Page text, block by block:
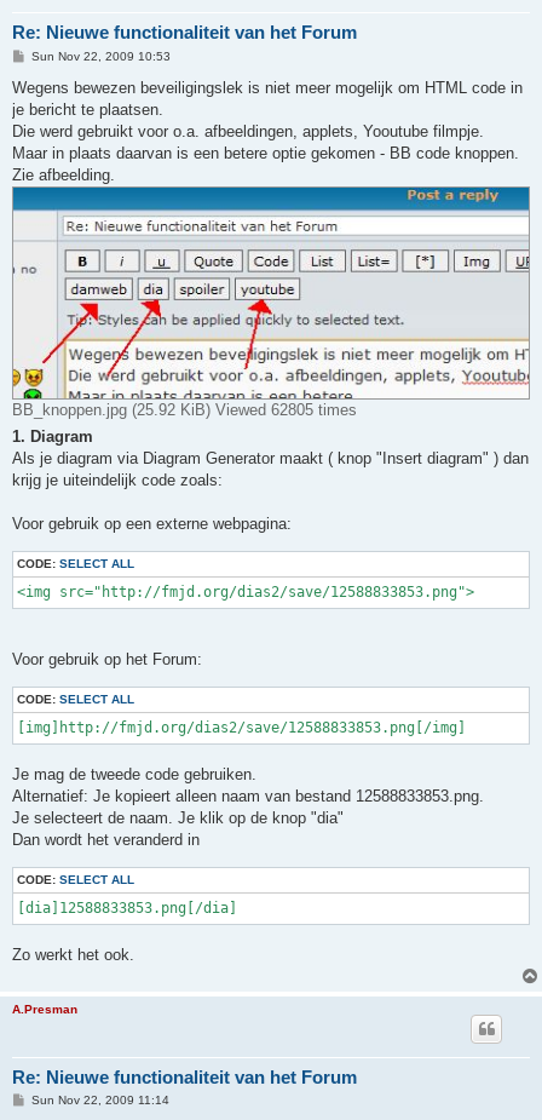
Re: Nieuwe functionaliteit van het Forum
P
s
Sun Nov 22, 2009 10:53
Wegens bewezen beveiligingslek is niet meer mogelijk om HTML code in
je bericht te plaatsen.
Die werd gebruikt voor o.a. afbeeldingen, applets, Yooutube filmpje.
Maar in plaats daarvan is een betere optie gekomen - BB code knoppen.
Zie afbeelding.
BB_knoppen.jpg (25.92 KiB) Viewed 62805 times
1. Diagram
Als je diagram via Diagram Generator maakt ( knop "Insert diagram" ) dan
krijg je uiteindelijk code zoals:
Voor gebruik op een externe webpagina:
CODE: SELECT ALL
<img src="http://fmjd.org/dias2/save/12588833853.png">
Voor gebruik op het Forum:
CODE: SELECT ALL
[img]http://fmjd.org/dias2/save/12588833853.png[/img]
Je mag de tweede code gebruiken.
Alternatief: Je kopieert alleen naam van bestand 12588833853.png.
Je selecteert de naam. Je klik op de knop "dia"
Dan wordt het veranderd in
CODE: SELECT ALL
[dia]12588833853.png[/dia]
Zo werkt het ook.
A.Presman
Re: Nieuwe functionaliteit van het Forum
PSun Nov 22, 2009 11:14